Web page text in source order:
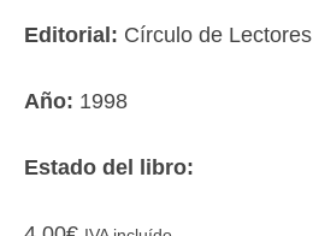
Editorial: Círculo de Lectores
Año: 1998
Estado del libro: